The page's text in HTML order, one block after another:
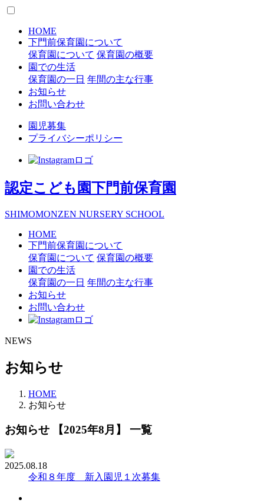
HOME
下門前保育園について
保育園について 保育園の概要
園での生活
保育園の一日 年間の主な行事
お知らせ
お問い合わせ
園児募集
プライバシーポリシー
認定こども園下門前保育園
SHIMOMONZEN NURSERY SCHOOL
HOME
下門前保育園について
保育園について 保育園の概要
園での生活
保育園の一日 年間の主な行事
お知らせ
お問い合わせ
NEWS
お知らせ
HOME
お知らせ
お知らせ 【2025年8月】 一覧
2025.08.18
令和８年度 新入園児１次募集